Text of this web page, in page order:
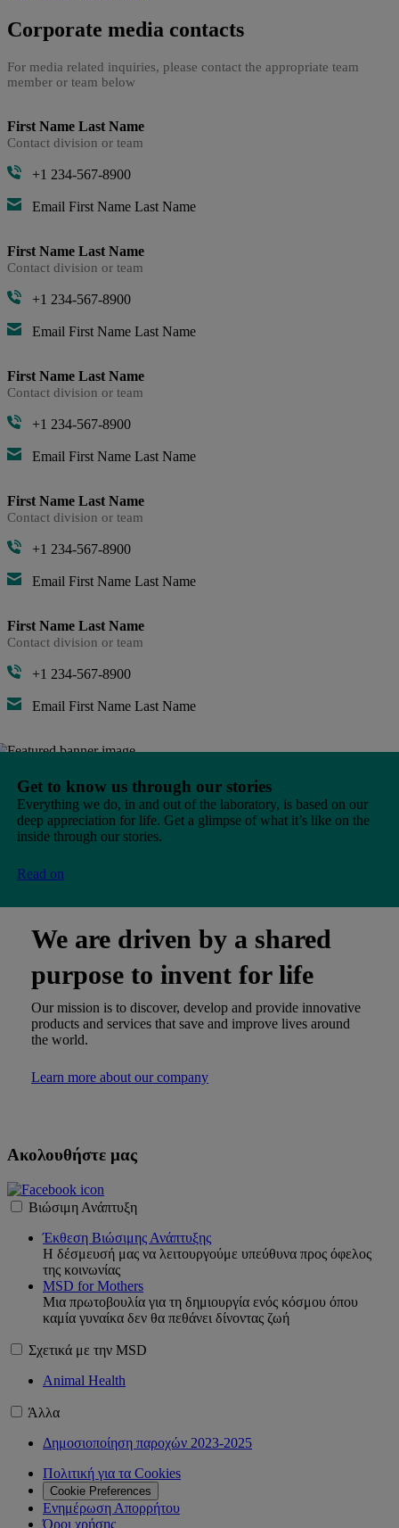
Corporate media contacts
For media related inquiries, please contact the appropriate team
member or team below
First Name Last Name
Contact division or team
+1 234-567-8900
Email First Name Last Name
First Name Last Name
Contact division or team
+1 234-567-8900
Email First Name Last Name
First Name Last Name
Contact division or team
+1 234-567-8900
Email First Name Last Name
First Name Last Name
Contact division or team
+1 234-567-8900
Email First Name Last Name
First Name Last Name
Contact division or team
+1 234-567-8900
Email First Name Last Name
Get to know us through our stories
Everything we do, in and out of the laboratory, is based on our
deep appreciation for life. Get a glimpse of what it’s like on the
inside through our stories.
Read on
We are driven by a shared
purpose to invent for life
Our mission is to discover, develop and provide innovative
products and services that save and improve lives around
the world.
Learn more about our company
Ακολουθήστε μας
Βιώσιμη Ανάπτυξη
Έκθεση Βιώσιμης Ανάπτυξης
H δέσμευσή μας να λειτουργούμε υπεύθυνα προς όφελος
της κοινωνίας
MSD for Mothers
Μια πρωτοβουλία για τη δημιουργία ενός κόσμου όπου
καμία γυναίκα δεν θα πεθάνει δίνοντας ζωή
Σχετικά με την MSD
Animal Health
Άλλα
Δημοσιοποίηση παροχών 2023-2025
Πολιτική για τα Cookies
Cookie Preferences
Ενημέρωση Απορρήτου
Όροι χρήσης